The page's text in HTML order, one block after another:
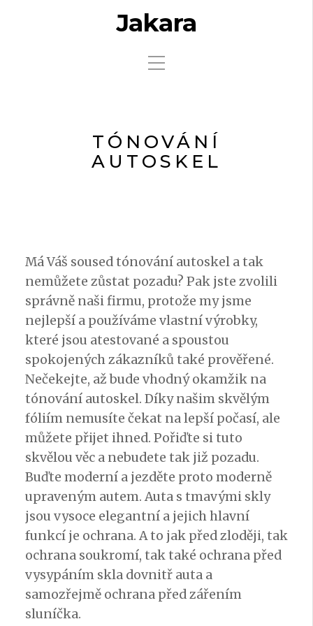
Jakara
TÓNOVÁNÍ
AUTOSKEL
Má Váš soused tónování autoskel a tak
nemůžete zůstat pozadu? Pak jste zvolili
správně naši firmu, protože my jsme
nejlepší a používáme vlastní výrobky,
které jsou atestované a spoustou
spokojených zákazníků také prověřené.
Nečekejte, až bude vhodný okamžik na
tónování autoskel. Díky našim skvělým
fóliím nemusíte čekat na lepší počasí, ale
můžete přijet ihned. Pořiďte si tuto
skvělou věc a nebudete tak již pozadu.
Buďte moderní a jezděte proto moderně
upraveným autem. Auta s tmavými skly
jsou vysoce elegantní a jejich hlavní
funkcí je ochrana. A to jak před zloději, tak
ochrana soukromí, tak také ochrana před
vysypáním skla dovnitř auta a
samozřejmě ochrana před zářením
sluníčka.